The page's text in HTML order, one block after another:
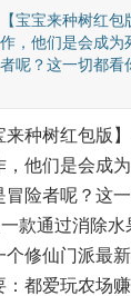
宝来种树红包
，他们是会成为
呢？这一切都看
树红包版】
，他们是会成
险者呢？这
款通过消除
个修仙门派最
：都爱玩农场